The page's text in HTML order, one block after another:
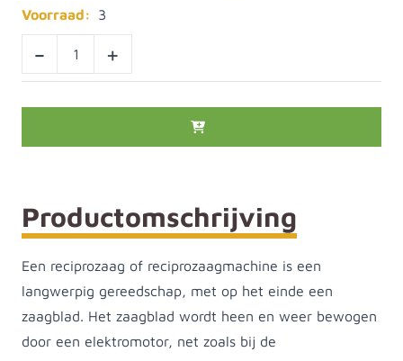
Voorraad:
3
- +
Productomschrijving
Een reciprozaag of reciprozaagmachine is een
langwerpig gereedschap, met op het einde een
zaagblad. Het zaagblad wordt heen en weer bewogen
door een elektromotor, net zoals bij de